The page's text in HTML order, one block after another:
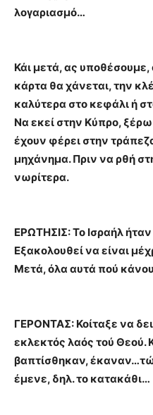
λογαριασμό…
Κάι μετά, ας
κάρτα θα χάνεται, την
καλύτερα στο κεφάλι ή
Να εκεί στην Κύπρο,
έχουν φέρει στην
μηχάνημα. Πριν να ρθή
νωρίτερα.
ΕΡΩΤΗΣΙΣ: Το Ισραήλ
Εξακολουθεί να είναι
Μετά, όλα αυτά πού
ΓΕΡΟΝΤΑΣ: Κοίταξε να
εκλεκτός λαός τού Θεού.
βαπτίσθηκαν,
έμενε, δηλ. το κατακάθι…